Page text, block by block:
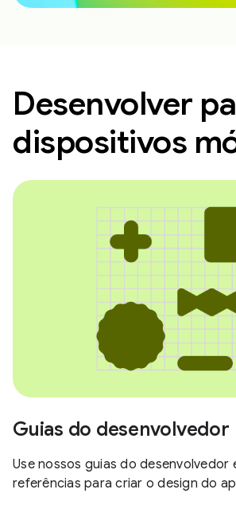
Desenvolver
dispositivos
Guias do desenvolvedor
Use nossos guias do desenvolvedor
referências para criar o design do